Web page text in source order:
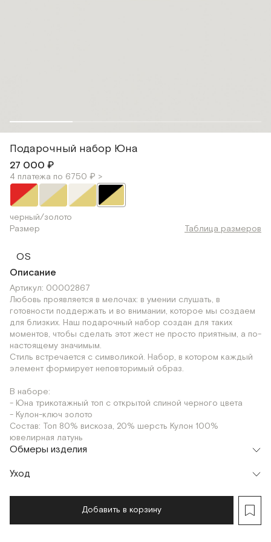
Подарочный набор Юна
27 000 ₽
4 платежа по 6750 ₽ >
черный/золото
Размер
Таблица размеров
OS
Описание
Артикул: 00002867
Любовь проявляется в мелочах: в умении слушать, в
готовности поддержать и во внимании, которое мы создаем
для близких. Наш подарочный набор создан для таких
моментов, чтобы сделать этот жест не просто приятным, а по-
настоящему значимым.
Стиль встречается с символикой. Набор, в котором каждый
элемент формирует неповторимый образ.
В наборе:
- Юна трикотажный топ с открытой спиной черного цвета
- Кулон-ключ золото
Состав: Топ 80% вискоза, 20% шерсть Кулон 100%
ювелирная латунь
Обмеры изделия
Уход
Добавить в корзину